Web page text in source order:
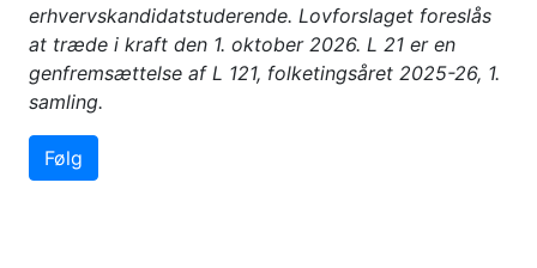
erhvervskandidatstuderende. Lovforslaget foreslås
at træde i kraft den 1. oktober 2026. L 21 er en
genfremsættelse af L 121, folketingsåret 2025-26, 1.
samling.
Følg